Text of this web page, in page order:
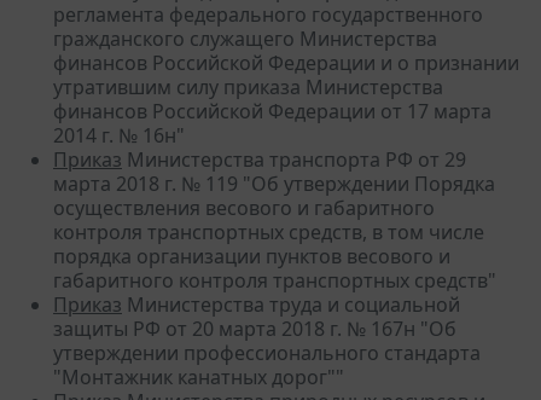
регламента федерального государственного
гражданского служащего Министерства
финансов Российской Федерации и о признании
утратившим силу приказа Министерства
финансов Российской Федерации от 17 марта
2014 г. № 16н"
Приказ Министерства транспорта РФ от 29
марта 2018 г. № 119 "Об утверждении Порядка
осуществления весового и габаритного
контроля транспортных средств, в том числе
порядка организации пунктов весового и
габаритного контроля транспортных средств"
Приказ Министерства труда и социальной
защиты РФ от 20 марта 2018 г. № 167н "Об
утверждении профессионального стандарта
"Монтажник канатных дорог""